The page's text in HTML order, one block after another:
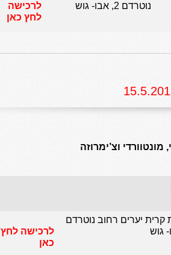
נוטרדם 2, אבו- גוש
לרכישה
לחץ כאן
קרית יערים רחוב נוטרדם
לרכישה לחץ
כאן